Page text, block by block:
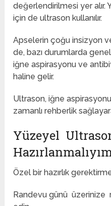
değerlendirilmesi yer alır.
için de ultrason kullanılır.
Apselerin çoğu insizyon
de, bazı durumlarda
iğne aspirasyonu ve
haline gelir.
Ultrason, iğne
zamanlı rehberlik
Yüzeyel
Özel bir hazırlık
Randevu günü üzerinize